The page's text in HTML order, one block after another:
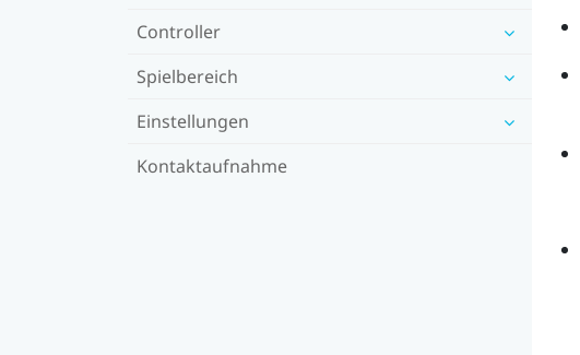
Controller
Spielbereich
Einstellungen
Kontaktaufnahme